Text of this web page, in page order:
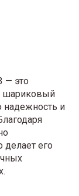
— это
шариковый
и
делает его